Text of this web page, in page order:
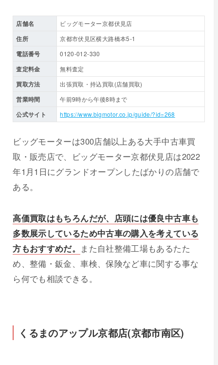
店舗名 ビッグモーター京都伏見店
住所 京都市伏見区横大路橋本5-1
電話番号 0120-012-330
査定料金 無料査定
買取方法 出張買取・持込買取(店舗買取)
営業時間 午前9時から午後8時まで
公式サイト https://www.bigmotor.co.jp/guide/?id=268
ビッグモーターは300店舗以上ある大手中古車買
取・販売店で、ビッグモーター京都伏見店は2022
年1月1日にグランドオープンしたばかりの店舗で
ある。
高価買取はもちろんだが、店頭には優良中古車も
多数展示しているため中古車の購入を考えている
方もおすすめだ。 また自社整備工場もあるたた
め、整備・鈑金、車検、保険など車に関する事な
ら何でも相談できる。
くるまのアップル京都店(京都市南区)